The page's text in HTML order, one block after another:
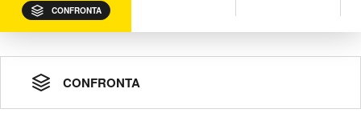
CONFRONTA
CONFRONTA